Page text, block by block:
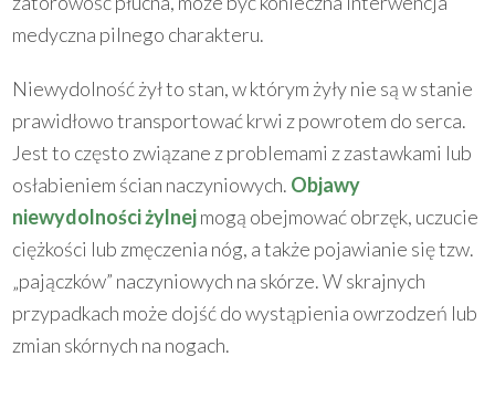
medyczna pilnego charakteru.
Niewydolność żył to stan, w którym żyły nie są w stanie
prawidłowo transportować krwi z powrotem do serca.
Jest to często związane z problemami z zastawkami lub
osłabieniem ścian naczyniowych. Objawy
niewydolności żylnejmogą obejmować obrzęk, uczucie
ciężkości lub zmęczenia nóg, a także pojawianie się tzw.
„pajączków” naczyniowych na skórze. W skrajnych
przypadkach może dojść do wystąpienia owrzodzeń lub
zmian skórnych na nogach.